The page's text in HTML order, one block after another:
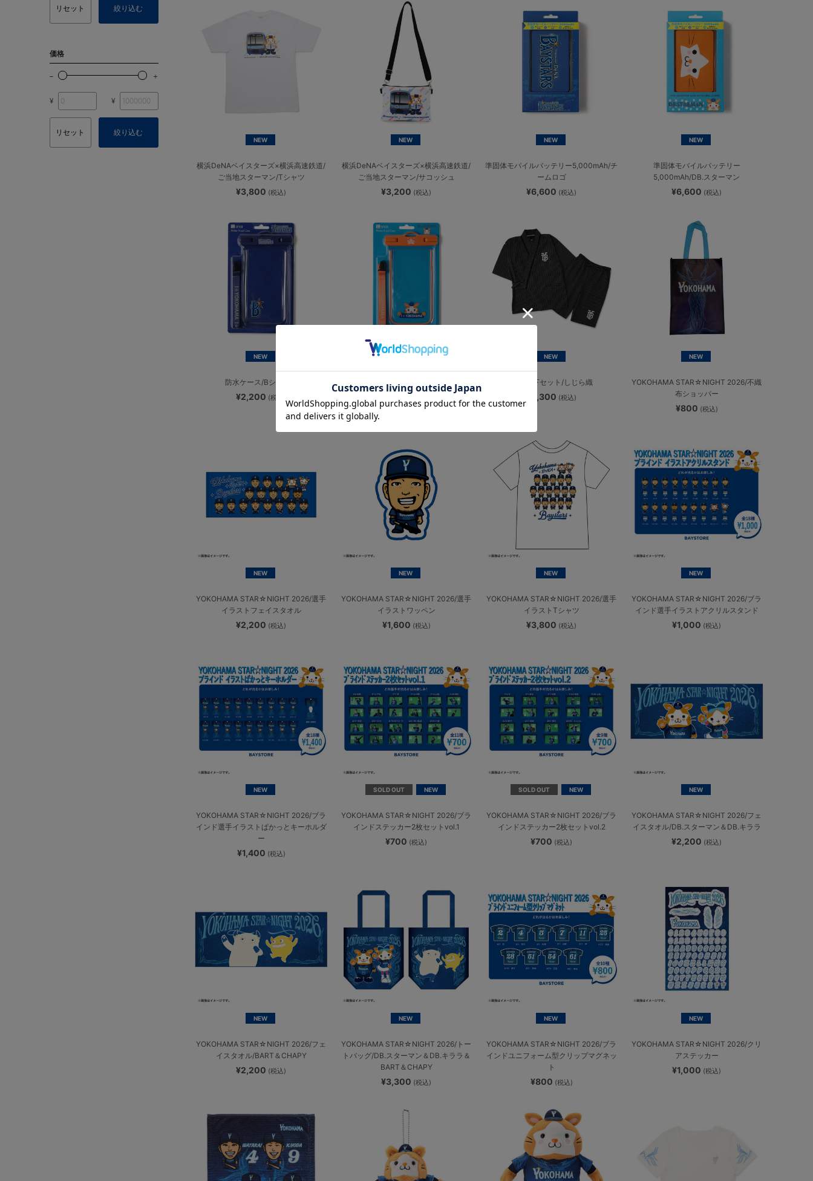
リセット 絞り込む
価格
¥ ¥
リセット 絞り込む
NEW
横浜DeNAベイスターズ×横浜高速鉄道/
ご当地スターマン/Tシャツ
¥3,800 (税込)
NEW
横浜DeNAベイスターズ×横浜高速鉄道/
ご当地スターマン/サコッシュ
¥3,200 (税込)
NEW
準固体モバイルバッテリー5,000mAh/チ
ームロゴ
¥6,600 (税込)
NEW
準固体モバイルバッテリー
5,000mAh/DB.スターマン
¥6,600 (税込)
NEW
防水ケース/Bシンボル
¥2,200 (税込)
防水ケース/DB.スターマン
¥2,200
NEW
甚平上下セット/しじら織
¥9,300 (税込)
NEW
YOKOHAMA STAR☆NIGHT 2026/不織
布ショッパー
¥800 (税込)
NEW
YOKOHAMA STAR☆NIGHT 2026/選手
イラストフェイスタオル
¥2,200 (税込)
NEW
YOKOHAMA STAR☆NIGHT 2026/選手
イラストワッペン
¥1,600 (税込)
NEW
YOKOHAMA STAR☆NIGHT 2026/選手
イラストTシャツ
¥3,800 (税込)
NEW
YOKOHAMA STAR☆NIGHT 2026/ブラ
インド選手イラストアクリルスタンド
¥1,000 (税込)
NEW
YOKOHAMA STAR☆NIGHT 2026/ブラ
インド選手イラストぱかっとキーホルダ
ー
¥1,400 (税込)
SOLD OUT NEW
YOKOHAMA STAR☆NIGHT 2026/ブラ
インドステッカー2枚セットvol.1
¥700 (税込)
SOLD OUT NEW
YOKOHAMA STAR☆NIGHT 2026/ブラ
インドステッカー2枚セットvol.2
¥700 (税込)
NEW
YOKOHAMA STAR☆NIGHT 2026/フェ
イスタオル/DB.スターマン＆DB.キララ
¥2,200 (税込)
NEW
YOKOHAMA STAR☆NIGHT 2026/フェ
イスタオル/BART＆CHAPY
¥2,200 (税込)
NEW
YOKOHAMA STAR☆NIGHT 2026/トー
トバッグ/DB.スターマン＆DB.キララ＆
BART＆CHAPY
¥3,300 (税込)
NEW
YOKOHAMA STAR☆NIGHT 2026/ブラ
インドユニフォーム型クリップマグネッ
ト
¥800 (税込)
NEW
YOKOHAMA STAR☆NIGHT 2026/クリ
アステッカー
¥1,000 (税込)